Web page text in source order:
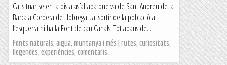
Cal situar-se en la pista asfaltada que va de Sant Andreu de la
Barca a Corbera de Llobregat, al sortir de la població a
l’esquerra hi ha la Font de can Canals. Tot abans de...
Fonts naturals, aigua, muntanya i més | rutes, curiositats,
llegendes, experiències, comentaris…